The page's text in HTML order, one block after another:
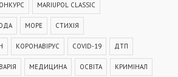
MARIUPOL CLASSIC
МОРЕ СТИХІЯ
КОРОНАВІРУС COVID-19 ДТП
МЕДИЦИНА ОСВІТА КРИМІНАЛ